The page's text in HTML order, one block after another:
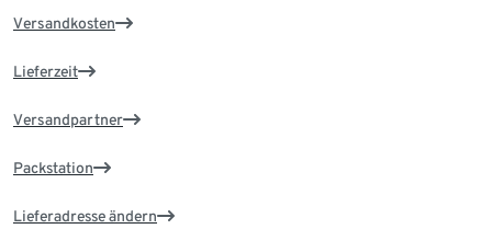
Versandkosten
Lieferzeit
Versandpartner
Packstation
Lieferadresse ändern